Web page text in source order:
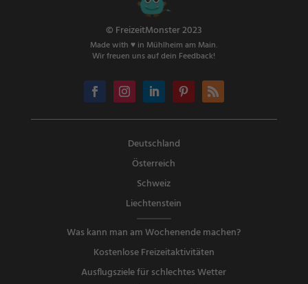
© FreizeitMonster 2023
Made with ♥ in Mühlheim am Main.
Wir freuen uns auf dein Feedback!
Deutschland
Österreich
Schweiz
Liechtenstein
Was kann man am Wochenende machen?
Kostenlose Freizeitaktivitäten
Ausflugsziele für schlechtes Wetter